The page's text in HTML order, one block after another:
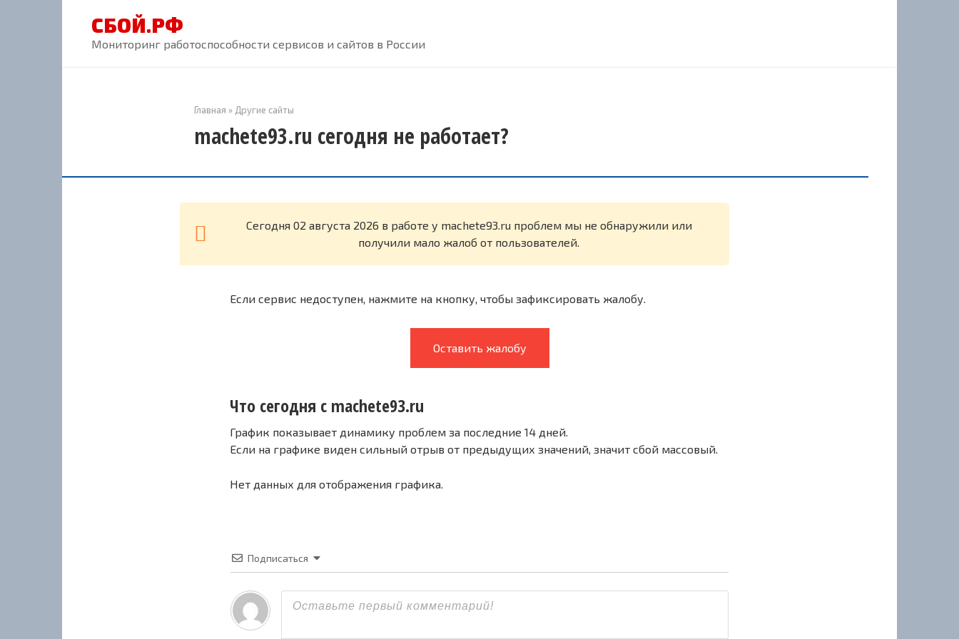
СБОЙ.РФ
Мониторинг работоспособности сервисов и сайтов в России
Главная » Другие сайты
machete93.ru сегодня не работает?
Cегодня 02 августа 2026 в работе у machete93.ru проблем мы не обнаружили или
получили мало жалоб от пользователей.
Если сервис недоступен, нажмите на кнопку, чтобы зафиксировать жалобу.
Оставить жалобу
Что сегодня с machete93.ru
График показывает динамику проблем за последние 14 дней.
Если на графике виден сильный отрыв от предыдущих значений, значит сбой массовый.
Нет данных для отображения графика.
Подписаться